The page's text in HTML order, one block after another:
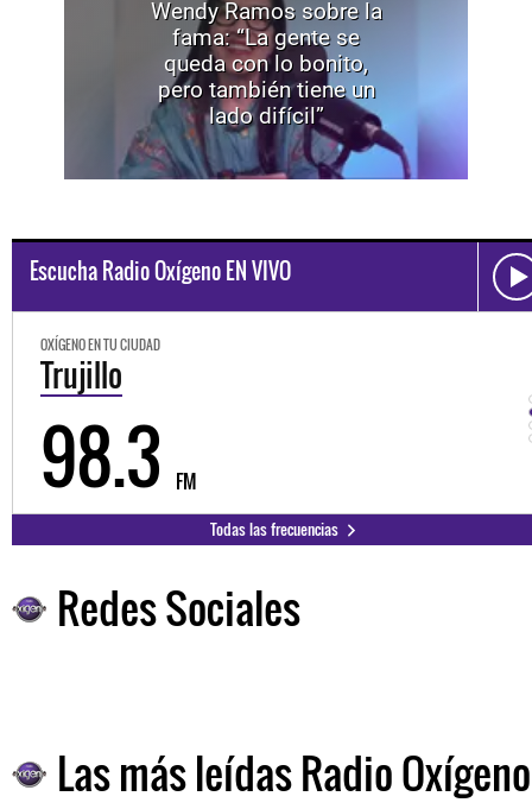
Wendy Ramos sobre la
fama: “La gente se
queda con lo bonito,
pero también tiene un
lado difícil”
Escucha Radio Oxígeno EN VIVO
OXÍGENO EN TU CIUDAD
Trujillo
98.3 FM
Todas las frecuencias
Redes Sociales
Las más leídas Radio Oxígeno